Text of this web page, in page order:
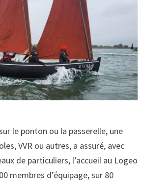
le ponton ou la passerelle, une
VVR ou autres, a assuré, avec
de particuliers, l’accueil au Logeo
membres d’équipage, sur 80